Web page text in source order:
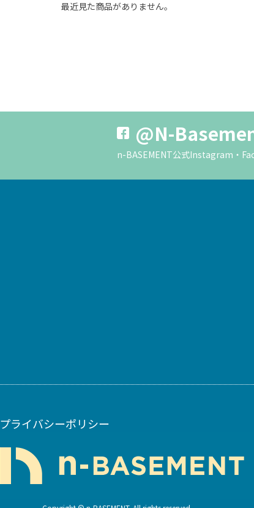
最近見た商品がありません。
@N-
n-BASEMENT公式Instagram・
プライバシーポリシー